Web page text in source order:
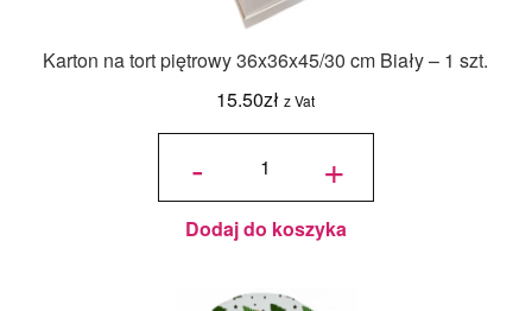
Karton na tort piętrowy 36x36x45/30 cm Biały – 1 szt.
15.50zł z Vat
-
ilość Karton
36x36x45/30
cm Biały - 1
szt. +
Dodaj do koszyka